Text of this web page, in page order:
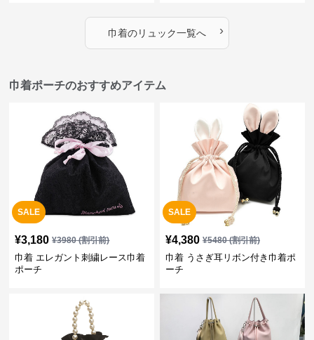
巾着のリュック一覧へ ›
巾着ポーチのおすすめアイテム
SALE
¥3,180 ¥3980(割引前)
巾着 エレガント刺繍レース巾着
ポーチ
SALE
¥4,380 ¥5480(割引前)
巾着 うさぎ耳リボン付き巾着ポ
ーチ